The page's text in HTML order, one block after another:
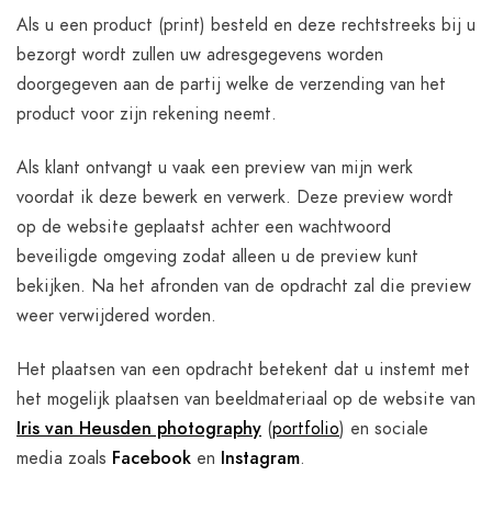
Als u een product (print) besteld en deze rechtstreeks bij u
bezorgt wordt zullen uw adresgegevens worden
doorgegeven aan de partij welke de verzending van het
product voor zijn rekening neemt.
Als klant ontvangt u vaak een preview van mijn werk
voordat ik deze bewerk en verwerk. Deze preview wordt
op de website geplaatst achter een wachtwoord
beveiligde omgeving zodat alleen u de preview kunt
bekijken. Na het afronden van de opdracht zal die preview
weer verwijdered worden.
Het plaatsen van een opdracht betekent dat u instemt met
het mogelijk plaatsen van beeldmateriaal op de website van
Iris van Heusden photography (portfolio) en sociale
media zoals Facebook en Instagram.